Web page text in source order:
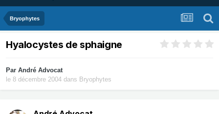
Bryophytes
Hyalocystes de sphaigne
Par André Advocat
le 8 décembre 2004 dans Bryophytes